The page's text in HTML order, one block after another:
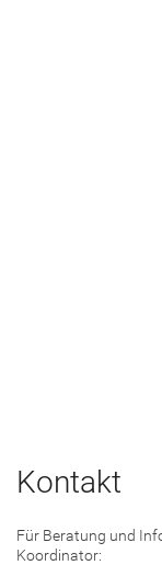
Kontakt
Für Beratung und
Koordinator: